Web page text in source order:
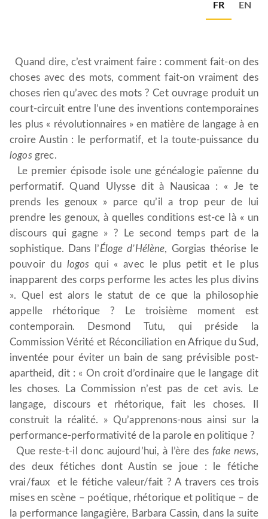
FR EN
Quand dire, c’est vraiment faire : comment fait-on des
choses avec des mots, comment fait-on vraiment des
choses rien qu’avec des mots ? Cet ouvrage produit un
court-circuit entre l’une des inventions contemporaines
les plus « révolutionnaires » en matière de langage à en
croire Austin : le performatif, et la toute-puissance du
logosgrec.
Le premier épisode isole une généalogie païenne du
performatif. Quand Ulysse dit à Nausicaa : « Je te
prends les genoux » parce qu’il a trop peur de lui
prendre les genoux, à quelles conditions est-ce là « un
discours qui gagne » ? Le second temps part de la
sophistique. Dans l’Éloge d’Hélène, Gorgias théorise le
pouvoir du logos qui « avec le plus petit et le plus
inapparent des corps performe les actes les plus divins
». Quel est alors le statut de ce que la philosophie
appelle rhétorique ? Le troisième moment est
contemporain. Desmond Tutu, qui préside la
Commission Vérité et Réconciliation en Afrique du Sud,
inventée pour éviter un bain de sang prévisible post-
apartheid, dit : « On croit d’ordinaire que le langage dit
les choses. La Commission n’est pas de cet avis. Le
langage, discours et rhétorique, fait les choses. Il
construit la réalité. » Qu’apprenons-nous ainsi sur la
performance-performativité de la parole en politique ?
Que reste-t-il donc aujourd’hui, à l’ère desfake news,
des deux fétiches dont Austin se joue : le fétiche
vrai/faux et le fétiche valeur/fait ? A travers ces trois
mises en scène – poétique, rhétorique et politique – de
la performance langagière, Barbara Cassin, dans la suite